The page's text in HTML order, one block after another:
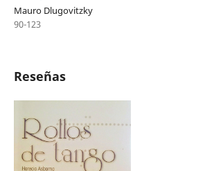
Mauro Dlugovitzky
90-123
Reseñas